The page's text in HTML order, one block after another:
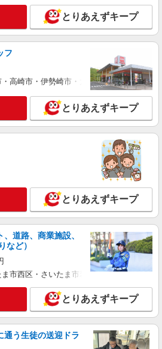
とりあえずキープ
フ
高崎市・伊勢崎市・太田市・館林市・藤
とりあえずキープ
とりあえずキープ
道路、商業施設、
など）
市西区・さいたま市岩槻区・久喜市・蓮田
とりあえずキープ
通う生徒の送迎ドラ